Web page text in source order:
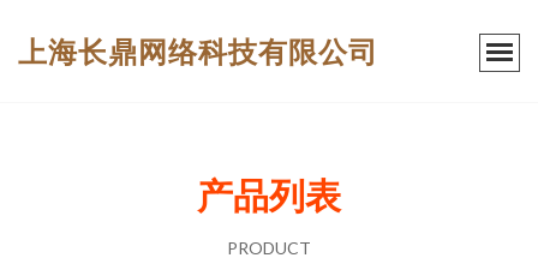
上海长鼎网络科技有限公司
产品列表
PRODUCT